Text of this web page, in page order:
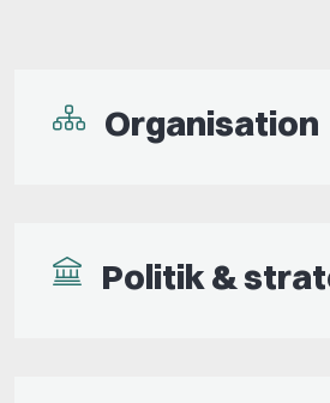
Organisation
Politik &